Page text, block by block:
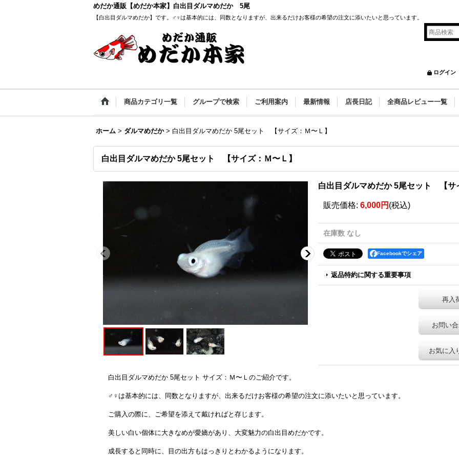
めだか通販【めだか本家】白出目ダルマめだか 5尾
【白出目ダルマめだか】です。♂♀は基本的には、同数となりますが、出来るだけお客様の希望の注文に添いたいと思っています。
ログイン
商品カテゴリ一覧 グループで検索 ご利用案内 最新情報 店長日記 全商品レビュー一覧
ホーム > ダルマめだか > 白出目ダルマめだか 5尾セット 【サイズ：Ｍ〜Ｌ】
白出目ダルマめだか 5尾セット 【サイズ：Ｍ〜Ｌ】
白出目ダルマめだか 5尾セット 【サ
販売価格: 6,000円 (税込)
在庫数 なし
Facebookでシェア
返品特約に関する重要事項
再入
お問い
お気に入
白出目ダルマめだか 5尾セット サイズ：Ｍ〜Ｌのご紹介です。
♂♀は基本的には、同数となりますが、出来るだけお客様の希望の注文に添いたいと思っています。
ご購入の際に、ご希望を添えて戴ければと存じます。
美しい白い個体に大きなめが愛嬌があり、大変魅力の白出目めだかです。
成長すると同時に、目の出方もはっきりとわかるようになります。